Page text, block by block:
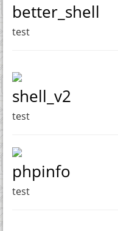
better_shell
test
shell_v2
test
phpinfo
test